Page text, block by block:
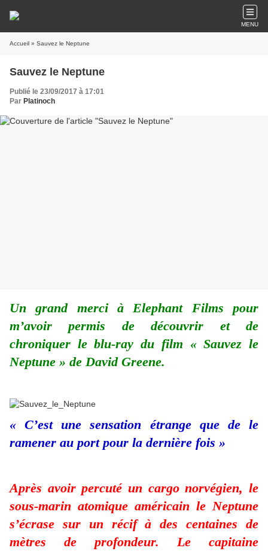
MENU
Accueil » Sauvez le Neptune
Sauvez le Neptune
Publié le 23/09/2017 à 17:01
Par Platinoch
Un grand merci à Elephant Films pour
m’avoir permis de découvrir et de
chroniquer le blu-ray du film « Sauvez le
Neptune » de David Greene.
« C’est une sensation étrange que de le
ramener au port pour la dernière fois »
Après avoir percuté un cargo norvégien, le
sous-marin atomique américain le Neptune
s’écrase sur un récif à des centaines de
mètres de profondeur. Le capitaine